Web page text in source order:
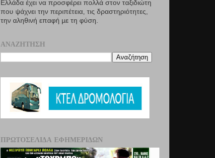
Ελλάδα έχει να προσφέρει πολλά στον ταξιδιώτη
που ψάχνει την περιπέτεια, τις δραστηριότητες,
την αληθινή επαφή µε τη φύση.
ΑΝΑΖΉΤΗΣΗ
ΠΡΩΤΟΣΈΛΙΔΑ ΕΦΗΜΕΡΊΔΩΝ